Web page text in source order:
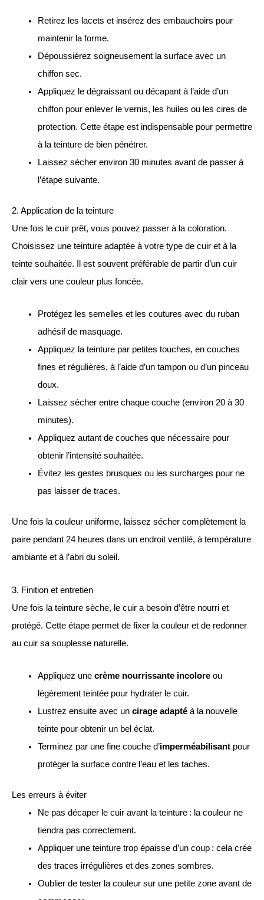
Retirez les lacets et insérez des embauchoirs pour
maintenir la forme.
Dépoussiérez soigneusement la surface avec un
chiffon sec.
Appliquez le dégraissant ou décapant à l’aide d’un
chiffon pour enlever le vernis, les huiles ou les cires de
protection. Cette étape est indispensable pour permettre
à la teinture de bien pénétrer.
Laissez sécher environ 30 minutes avant de passer à
l’étape suivante.
2. Application de la teinture
Une fois le cuir prêt, vous pouvez passer à la coloration.
Choisissez une teinture adaptée à votre type de cuir et à la
teinte souhaitée. Il est souvent préférable de partir d’un cuir
clair vers une couleur plus foncée.
Protégez les semelles et les coutures avec du ruban
adhésif de masquage.
Appliquez la teinture par petites touches, en couches
fines et régulières, à l’aide d’un tampon ou d’un pinceau
doux.
Laissez sécher entre chaque couche (environ 20 à 30
minutes).
Appliquez autant de couches que nécessaire pour
obtenir l’intensité souhaitée.
Évitez les gestes brusques ou les surcharges pour ne
pas laisser de traces.
Une fois la couleur uniforme, laissez sécher complètement la
paire pendant 24 heures dans un endroit ventilé, à température
ambiante et à l’abri du soleil.
3. Finition et entretien
Une fois la teinture sèche, le cuir a besoin d’être nourri et
protégé. Cette étape permet de fixer la couleur et de redonner
au cuir sa souplesse naturelle.
Appliquez une crème nourrissante incoloreou
légèrement teintée pour hydrater le cuir.
Lustrez ensuite avec un cirage adaptéà la nouvelle
teinte pour obtenir un bel éclat.
Terminez par une fine couche d’imperméabilisantpour
protéger la surface contre l’eau et les taches.
Les erreurs à éviter
Ne pas décaper le cuir avant la teinture : la couleur ne
tiendra pas correctement.
Appliquer une teinture trop épaisse d’un coup : cela crée
des traces irrégulières et des zones sombres.
Oublier de tester la couleur sur une petite zone avant de